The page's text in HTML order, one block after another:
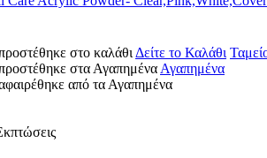
στο καλάθι Δείτε το Καλάθι
στα Αγαπημένα Αγαπημένα
από τα Αγαπημένα